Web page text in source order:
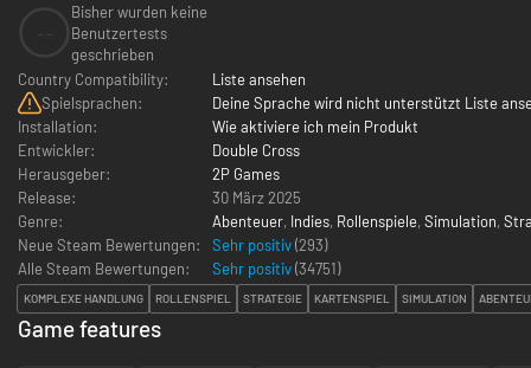
Bisher wurden keine
Benutzertests
geschrieben
Country Compatibility:
Liste ansehen
Spielsprachen:
Deine Sprache wird nicht unterstützt Liste
Installation:
Wie aktiviere ich mein Produkt
Entwickler:
Double Cross
Herausgeber:
2P Games
Release:
30 März 2025
Genre:
Abenteuer, Indies, Rollenspiele, Simulation,
Neue Steam Bewertungen:
Sehr positiv(293)
Alle Steam Bewertungen:
Sehr positiv(34751)
KOMPLEXE HANDLUNG ROLLENSPIEL STRATEGIE KARTENSPIEL SIMULATION
Game features